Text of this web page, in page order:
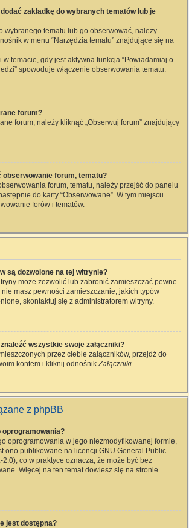
zakładkę do wybranych tematów lub je
wybranego tematu lub go obserwować, należy
w menu “Narzędzia tematu” znajdujące się na
temacie, gdy jest aktywna funkcja “Powiadamiaj o
spowoduje włączenie obserwowania tematu.
forum?
forum, należy kliknąć „Obserwuj forum” znajdujący
obserwowanie forum, tematu?
forum, tematu, należy przejść do panelu
do karty “Obserwowane”. W tym miejscu
forów i tematów.
są dozwolone na tej witrynie?
może zezwolić lub zabronić zamieszczać pewne
nie masz pewności zamieszczanie, jakich typów
skontaktuj się z administratorem witryny.
wszystkie swoje załączniki?
przez ciebie załączników, przejdź do
kontem i kliknij odnośnikZałączniki.
z phpBB
oprogramowania?
oprogramowania w jego niezmodyfikowanej formie,
ono publikowane na licencji GNU General Public
2.0), co w praktyce oznacza, że może być bez
Więcej na ten temat dowiesz się na stronie
jest dostępna?